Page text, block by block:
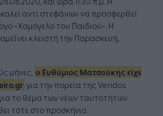
αντί στεφάνων να προσφερθεί
«Χαμόγελο του Παιδιού». Η
κλειστή την Παρασκευή,
μήνες, ο Ευθύμιος Ματσούκης είχε
για την πορεία της Veridos
το θέμα των νέων ταυτοτήτων
τότε στο προσκήνιο.